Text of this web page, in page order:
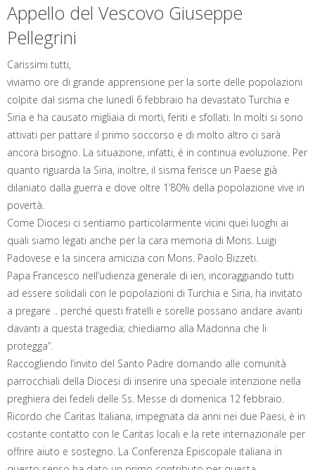
Appello del Vescovo Giuseppe
Pellegrini
Carissimi tutti,
viviamo ore di grande apprensione per la sorte delle popolazioni
colpite dal sisma che lunedì 6 febbraio ha devastato Turchia e
Siria e ha causato migliaia di morti, feriti e sfollati. In molti si sono
attivati per pattare il primo soccorso e di molto altro ci sarà
ancora bisogno. La situazione, infatti, è in continua evoluzione. Per
quanto riguarda la Siria, inoltre, il sisma ferisce un Paese già
dilaniato dalla guerra e dove oltre 1’80% della popolazione vive in
povertà.
Come Diocesi ci sentiamo particolarmente vicini quei luoghi ai
quali siamo legati anche per la cara memoria di Mons. Luigi
Padovese e la sincera amicizia con Mons. Paolo Bizzeti.
Papa Francesco nell’udienza generale di ieri, incoraggiando tutti
ad essere solidali con le popolazioni di Turchia e Siria, ha invitato
a pregare .. perché questi fratelli e sorelle possano andare avanti
davanti a questa tragedia; chiediamo alla Madonna che li
protegga”.
Raccogliendo l’invito del Santo Padre domando alle comunità
parrocchiali della Diocesi di inserire una speciale intenzione nella
preghiera dei fedeli delle Ss. Messe di domenica 12 febbraio.
Ricordo che Caritas Italiana, impegnata da anni nei due Paesi, è in
costante contatto con le Caritas locali e la rete internazionale per
offrire aiuto e sostegno. La Conferenza Episcopale italiana in